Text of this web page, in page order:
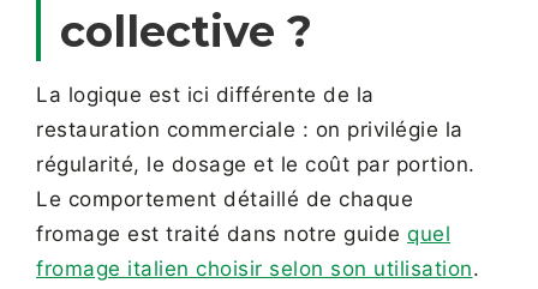
collective ?
La logique est ici différente de la
restauration commerciale : on privilégie la
régularité, le dosage et le coût par portion.
Le comportement détaillé de chaque
fromage est traité dans notre guide quel
fromage italien choisir selon son utilisation.